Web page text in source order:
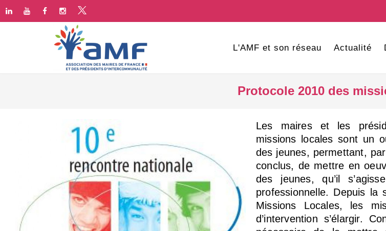
L'AMF et son réseau Actualité
Protocole 2010 des
Les maires et les
missions locales sont un
des jeunes, permettant,
conclus, de mettre en
des jeunes, qu’il
professionnelle. Depuis la
Missions Locales, les
d’intervention s’élargir.